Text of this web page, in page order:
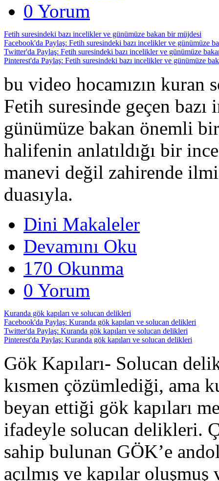
0 Yorum
Fetih suresindeki bazı incelikler ve günümüze bakan bir müjdesi
Facebook'da Paylaş: Fetih suresindeki bazı incelikler ve günümüze
Twitter'da Paylaş: Fetih suresindeki bazı incelikler ve günümüze
Pinterest'da Paylaş: Fetih suresindeki bazı incelikler ve günümüze
bu video hocamızın kuran
Fetih suresinde geçen
günümüze bakan önemli
halifenin anlatıldığı bir
manevi değil zahirende
duasıyla.
Dini Makaleler
Devamını Oku
170 Okunma
0 Yorum
Kuranda gök kapıları ve solucan delikleri
Facebook'da Paylaş: Kuranda gök kapıları ve solucan delikleri
Twitter'da Paylaş: Kuranda gök kapıları ve solucan delikleri
Pinterest'da Paylaş: Kuranda gök kapıları ve solucan delikleri
Gök Kapıları- Solucan
kısmen çözümlediği, ama
beyan ettiği gök kapıları
ifadeyle solucan delikleri.
sahip bulunan GÖK’e
açılmış ve kapılar